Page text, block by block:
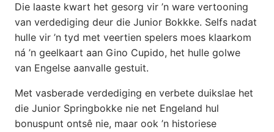
Die laaste kwart het gesorg vir ’n ware vertooning
van verdediging deur die Junior Bokkke. Selfs nadat
hulle vir ’n tyd met veertien spelers moes klaarkom
ná ’n geelkaart aan Gino Cupido, het hulle golwe
van Engelse aanvalle gestuit.
Met vasberade verdediging en verbete duikslae het
die Junior Springbokke nie net Engeland hul
bonuspunt ontsê nie, maar ook ’n historiese